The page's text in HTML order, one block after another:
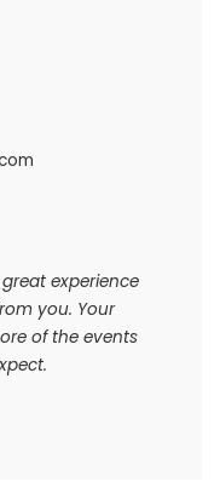
experience
you. Your
of the events